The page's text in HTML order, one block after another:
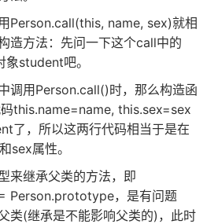
Person.call(this, name, sex)就相
造方法：先问一下这个call中的
student吧。
调用Person.call()时，那么构造函
this.name=name, this.sex=sex
了，所以这两行代码相当于是在
sex属性。
来继承父类的方法，即
Person.prototype，是有问题
类(继承是不能影响父类的)，此时